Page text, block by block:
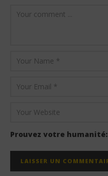
Prouvez votre humanité: